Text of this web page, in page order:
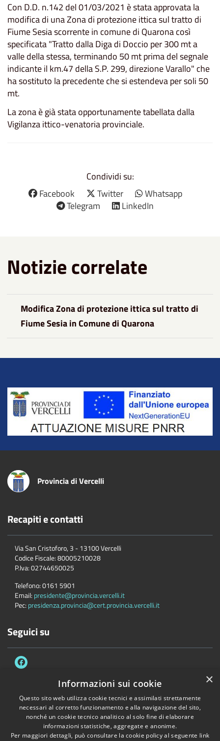
Con D.D. n.142 del 01/03/2021 è stata approvata la
modifica di una Zona di protezione ittica sul tratto di
Fiume Sesia scorrente in comune di Quarona così
specificata "Tratto dalla Diga di Doccio per 300 mt a
valle della stessa, terminando 50 mt prima del segnale
indicante il km.47 della S.P. 299, direzione Varallo" che
ha sostituto la precedente che si estendeva per soli 50
mt.
La zona è già stata opportunamente tabellata dalla
Vigilanza ittico-venatoria provinciale.
Condividi su:
Facebook
Twitter
Whatsapp
Telegram
LinkedIn
Notizie correlate
Modifica Zona di protezione ittica sul tratto di
Fiume Sesia in Comune di Quarona
Title
Provincia di Vercelli
Recapiti e contatti
Via San Cristoforo, 3 - 13100 Vercelli
Codice Fiscale:80005210028
P.Iva:02744650025
Telefono:0161 5901
Email: presidente@provincia.vercelli.it
Pec: presidenza.provincia@cert.provincia.vercelli.it
Seguici su
Accessibilità Privacy Cookie
Mappa del sito
Dichiarazione di accessibilità e meccanismo di feedback
Link Utili
Copyright © 2026 • Provincia di Vercelli • Powered byMunicipium•
×
Informazioni sui cookie
Questo sito web utilizza cookie tecnici e assimilati strettamente
necessari al corretto funzionamento e alla navigazione del sito,
nonché un cookie tecnico analitico al solo fine di elaborare
informazioni statistiche, aggregate e anonime.
Per maggiori dettagli, può consultare la cookie policy al seguente link